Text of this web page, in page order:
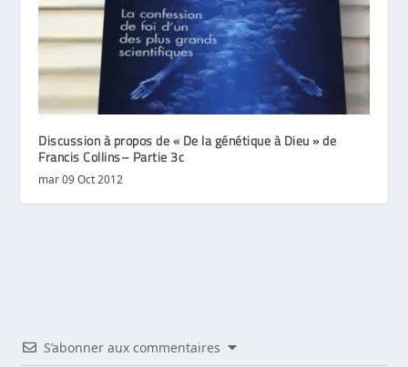
Discussion à propos de « De la génétique à Dieu » de
Francis Collins– Partie 3c
mar 09 Oct 2012
S’abonner aux commentaires